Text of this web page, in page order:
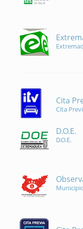
Cita
Cita
D.O.E.
D.O.E.